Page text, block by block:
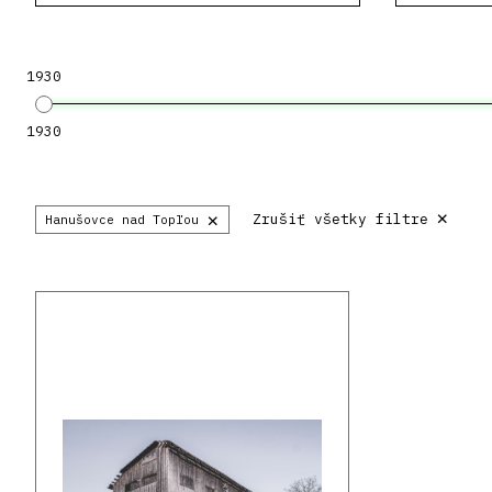
1930
1930
Hanušovce nad Topľou × Zrušiť všetky filtre ×